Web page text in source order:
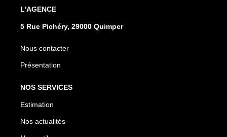
L'AGENCE
5 Rue Pichéry, 29000 Quimper
Nous contacter
Présentation
NOS SERVICES
Estimation
Nos actualités